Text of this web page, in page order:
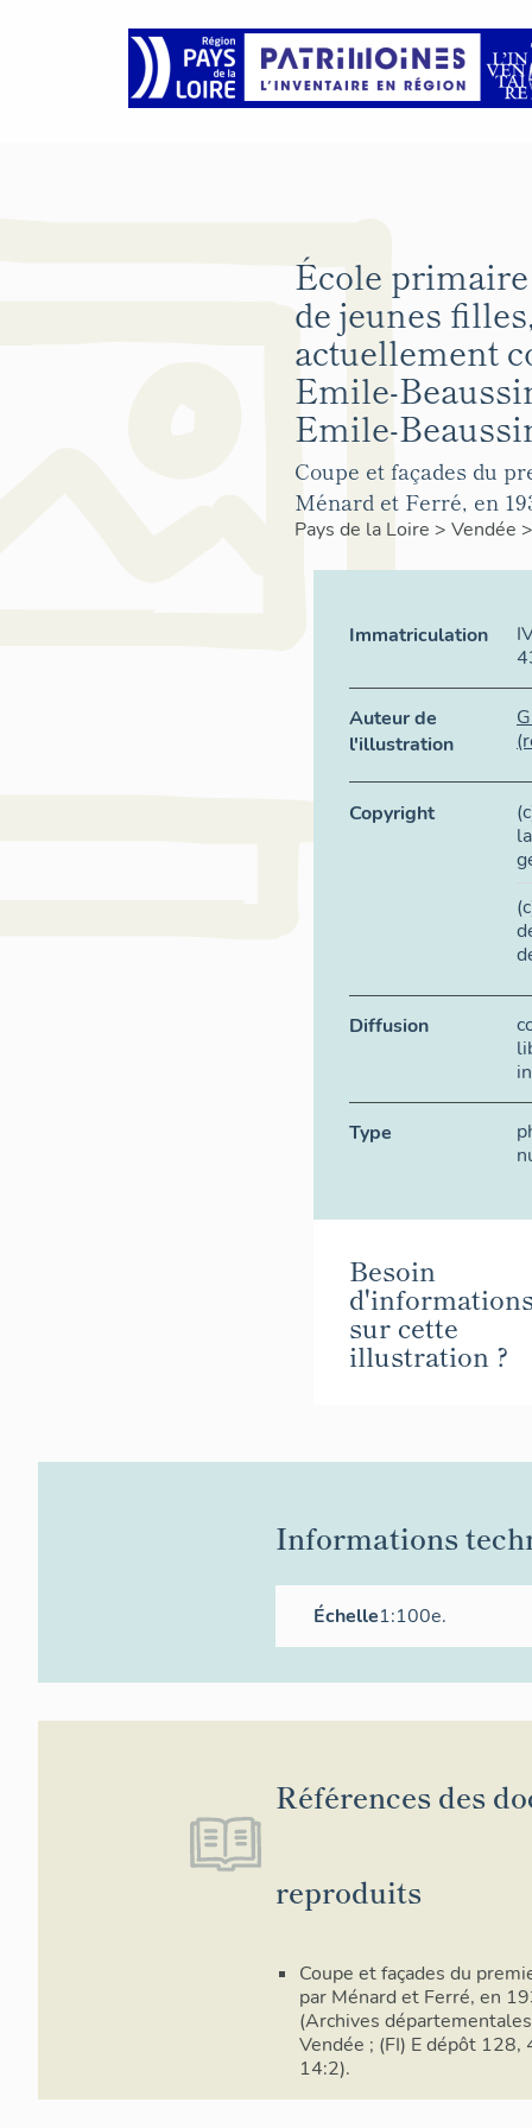
École
de jeunes
actuellement
Emile-
Emile-
Coupe et façades du
Ménard et Ferré, en
Pays de la Loire > Vendée
Immatriculation
Auteur de
l'illustration
Copyright
Diffusion
Type
Besoin
sur cette
illustration ?
Informations
Échelle1:100e.
Références des
reproduits
Coupe et façades du
par Ménard et Ferré, en
(Archives
Vendée ; (FI) E dépôt 128,
14:2).